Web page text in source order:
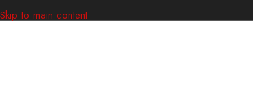
Skip to main content